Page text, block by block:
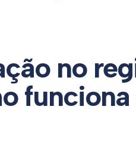
no
funciona